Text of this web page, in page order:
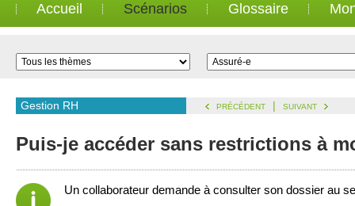
Accueil Scénarios Glossaire
Gestion RH PRÉCÉDENT | SUIVANT
Puis-je accéder sans restrictions à
Un collaborateur demande à consulter son dossier au